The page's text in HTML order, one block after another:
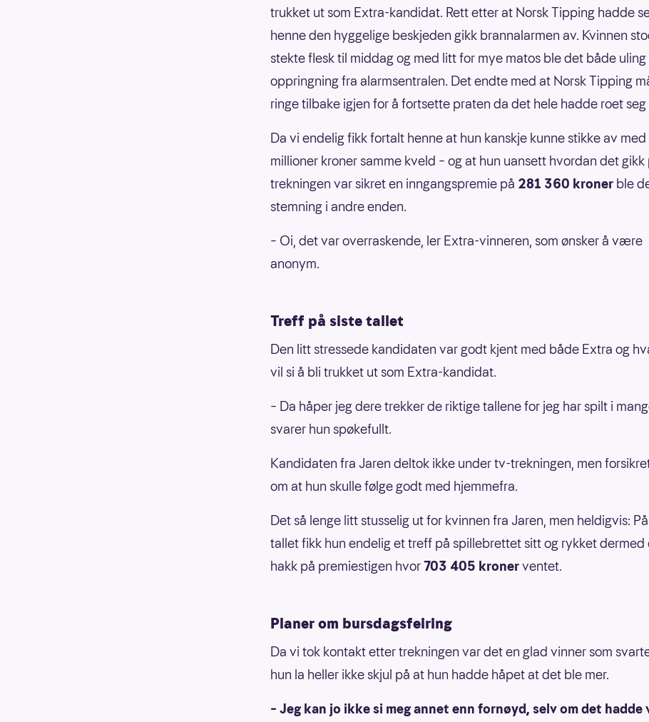
trukket ut som Extra-kandidat. Rett etter at Norsk Tipping hadde
henne den hyggelige beskjeden gikk brannalarmen av. Kvinnen
stekte flesk til middag og med litt for mye matos ble det både uling
oppringning fra alarmsentralen. Det endte med at Norsk Tipping
ringe tilbake igjen for å fortsette praten da det hele hadde roet seg
Da vi endelig fikk fortalt henne at hun kanskje kunne stikke av
millioner kroner samme kveld – og at hun uansett hvordan det gikk
trekningen var sikret en inngangspremie på 281 360 kroner ble
stemning i andre enden.
– Oi, det var overraskende, ler Extra-vinneren, som ønsker å være
anonym.
Treff på siste tallet
Den litt stressede kandidaten var godt kjent med både Extra og
vil si å bli trukket ut som Extra-kandidat.
– Da håper jeg dere trekker de riktige tallene for jeg har spilt i
svarer hun spøkefullt.
Kandidaten fra Jaren deltok ikke under tv-trekningen, men
om at hun skulle følge godt med hjemmefra.
Det så lenge litt stusselig ut for kvinnen fra Jaren, men heldigvis:
tallet fikk hun endelig et treff på spillebrettet sitt og rykket dermed
hakk på premiestigen hvor703 405 kronerventet.
Planer om bursdagsfeiring
Da vi tok kontakt etter trekningen var det en glad vinner som
hun la heller ikke skjul på at hun hadde håpet at det ble mer.
– Jeg kan jo ikke si meg annet enn fornøyd, selv om det